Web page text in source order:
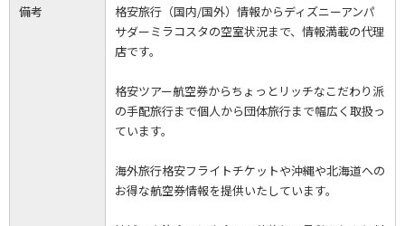
備考
格安旅行（国内/国外）情報からディズニーアンパ
サダーミラコスタの空室状況まで、情報満載の代理
店です。
格安ツアー航空券からちょっとリッチなこだわり派
の手配旅行まで個人から団体旅行まで幅広く取扱っ
ています。
海外旅行格安フライトチケットや沖縄や北海道への
お得な航空券情報を提供いたしています。